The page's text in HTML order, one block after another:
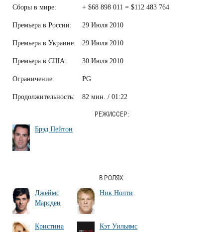
Сборы в мире: + $68 898 011 = $112 483 764
Премьера в России: 29 Июля 2010
Премьера в Украине: 29 Июля 2010
Премьера в США: 30 Июля 2010
Ограничение: PG
Продолжительность: 82 мин. / 01:22
РЕЖИССЕР:
Брэд Пейтон
В РОЛЯХ:
Джеймс
Марсден
Ник Нолти
Кристина
Кэт Уильямс